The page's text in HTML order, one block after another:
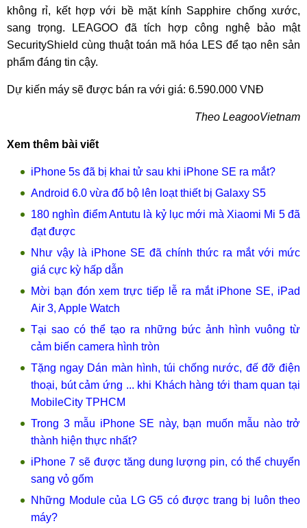
không rỉ, kết hợp với bề mặt kính Sapphire chống xước,
sang trọng. LEAGOO đã tích hợp công nghệ bảo mật
SecurityShield cùng thuật toán mã hóa LES để tạo nên sản
phẩm đáng tin cậy.
Dự kiến máy sẽ được bán ra với giá: 6.590.000 VNĐ
Theo LeagooVietnam
Xem thêm bài viết
iPhone 5s đã bị khai tử sau khi iPhone SE ra mắt?
Android 6.0 vừa đổ bộ lên loạt thiết bị Galaxy S5
180 nghìn điểm Antutu là kỷ lục mới mà Xiaomi Mi 5 đã
đạt được
Như vậy là iPhone SE đã chính thức ra mắt với mức
giá cực kỳ hấp dẫn
Mời bạn đón xem trực tiếp lễ ra mắt iPhone SE, iPad
Air 3, Apple Watch
Tại sao có thể tạo ra những bức ảnh hình vuông từ
cảm biến camera hình tròn
Tặng ngay Dán màn hình, túi chống nước, đế đỡ điện
thoại, bút cảm ứng ... khi Khách hàng tới tham quan tại
MobileCity TPHCM
Trong 3 mẫu iPhone SE này, bạn muốn mẫu nào trở
thành hiện thực nhất?
iPhone 7 sẽ được tăng dung lượng pin, có thể chuyển
sang vỏ gốm
Những Module của LG G5 có được trang bị luôn theo
máy?